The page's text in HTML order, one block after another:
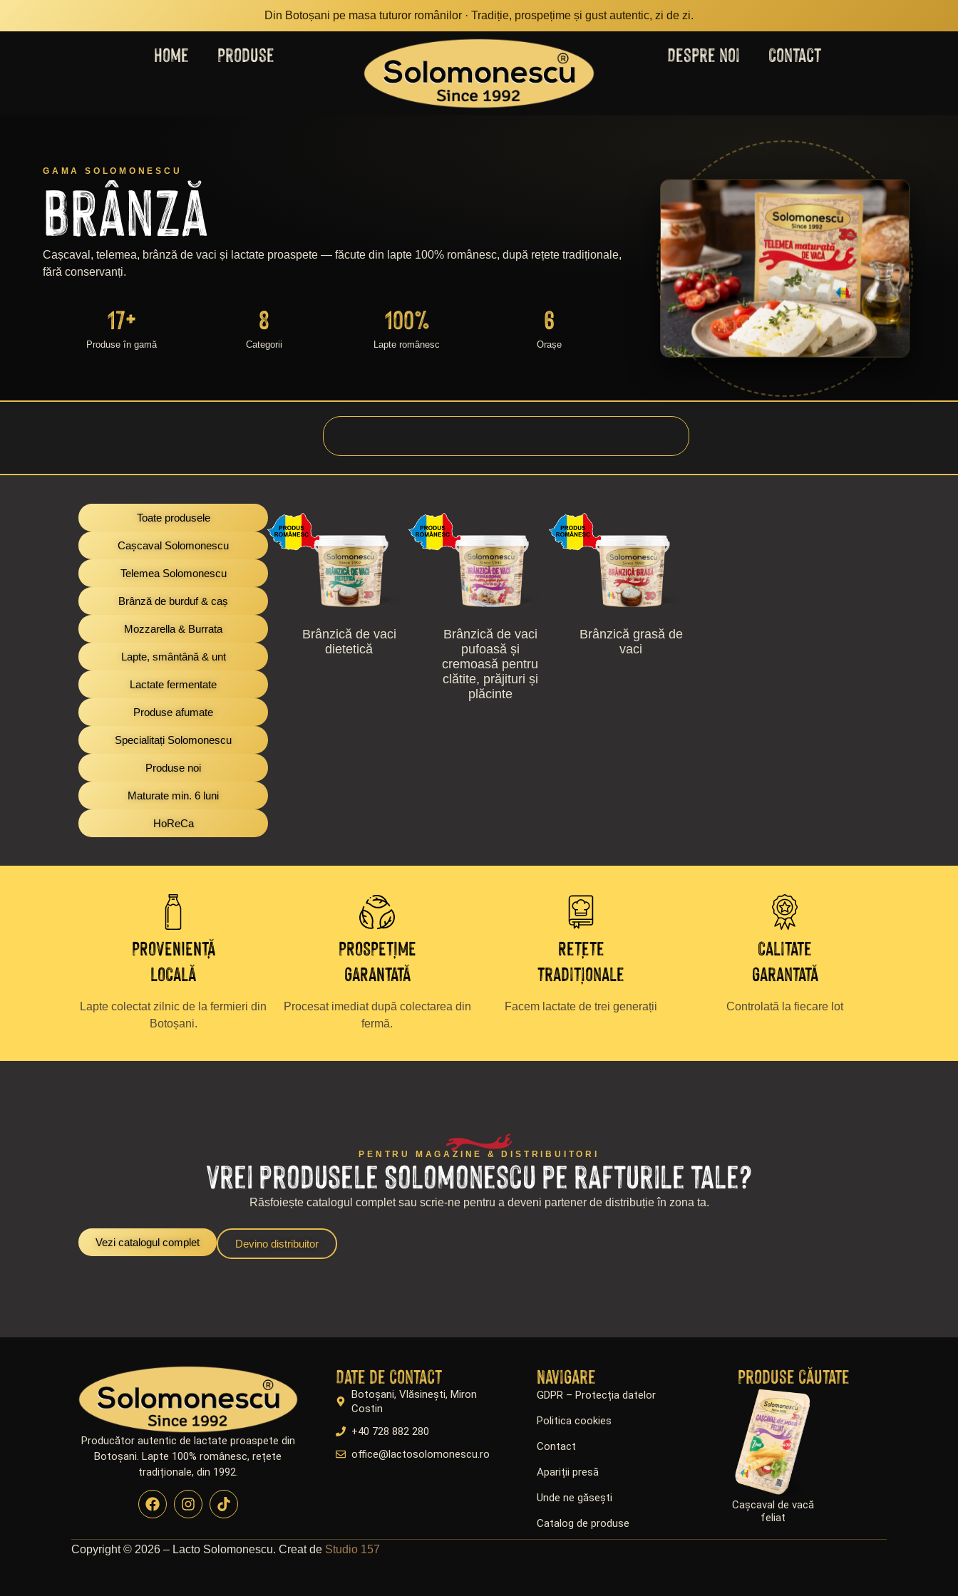
Din Botoșani pe masa tuturor românilor · Tradiție, prospețime și gust autentic, zi de zi.
Home Produse Despre noi Contact
GAMA SOLOMONESCU
Brânză
Cașcaval, telemea, brânză de vaci și lactate proaspete — făcute din lapte 100% românesc, după rețete tradiționale,
fără conservanți.
Produse în gamă
17+
Categorii
8
Lapte românesc
100%
Orașe
6
Toate produsele
Cașcaval Solomonescu
Telemea Solomonescu
Brânză de burduf & caș
Mozzarella & Burrata
Lapte, smântână & unt
Lactate fermentate
Produse afumate
Specialitați Solomonescu
Produse noi
Maturate min. 6 luni
HoReCa
Brânzică de vaci
dietetică
Brânzică de vaci
pufoasă și
cremoasă pentru
clătite, prăjituri și
plăcinte
Brânzică grasă de
vaci
PROVENIENȚĂ
LOCALĂ
Lapte colectat zilnic de la fermieri din
Botoșani.
PROSPEȚIME
GARANTATĂ
Procesat imediat după colectarea din
fermă.
Rețete
tradiționale
Facem lactate de trei generații
Calitate
garantată
Controlată la fiecare lot
PENTRU MAGAZINE & DISTRIBUITORI
Vrei produsele Solomonescu pe rafturile tale?
Răsfoiește catalogul complet sau scrie-ne pentru a deveni partener de distribuție în zona ta.
Vezi catalogul complet Devino distribuitor
Producător autentic de lactate proaspete din
Botoșani. Lapte 100% românesc, rețete
tradiționale, din 1992.
Date de contact
Botoșani, Vlăsinești, Miron
Costin
+40 728 882 280
office@lactosolomonescu.ro
Navigare
GDPR – Protecția datelor
Politica cookies
Contact
Apariții presă
Unde ne găsești
Catalog de produse
Produse căutate
Cașcaval de vacă
feliat
Copyright © 2026 – Lacto Solomonescu. Creat de Studio 157